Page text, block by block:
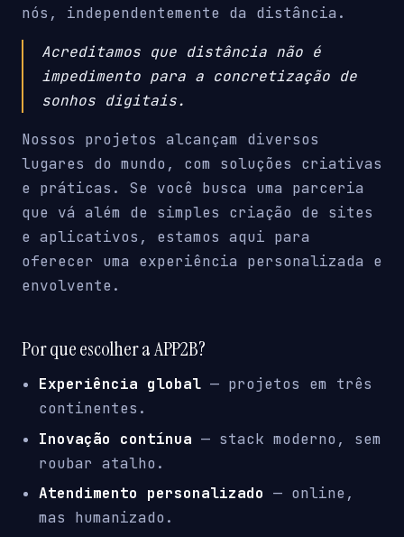
nós, independentemente da distância.
Acreditamos que distância não é
impedimento para a concretização de
sonhos digitais.
Nossos projetos alcançam diversos
lugares do mundo, com soluções criativas
e práticas. Se você busca uma parceria
que vá além de simples criação de sites
e aplicativos, estamos aqui para
oferecer uma experiência personalizada e
envolvente.
Por que escolher a APP2B?
Experiência global — projetos em três
continentes.
Inovação contínua — stack moderno, sem
roubar atalho.
Atendimento personalizado — online,
mas humanizado.